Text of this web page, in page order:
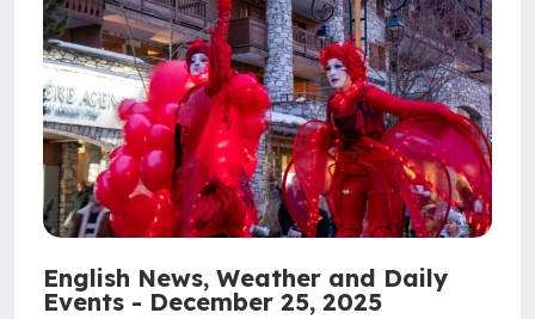
English News, Weather and Daily
Events - December 25, 2025